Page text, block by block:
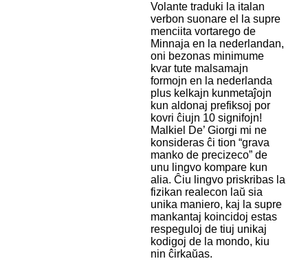
Volante traduki la italan
verbon suonare el la supre
menciita vortarego de
Minnaja en la nederlandan,
oni bezonas minimume
kvar tute malsamajn
formojn en la nederlanda
plus kelkajn kunmetaĵojn
kun aldonaj prefiksoj por
kovri ĉiujn 10 signifojn!
Malkiel De’ Giorgi mi ne
konsideras ĉi tion “grava
manko de precizeco” de
unu lingvo kompare kun
alia. Ĉiu lingvo priskribas la
fizikan realecon laŭ sia
unika maniero, kaj la supre
mankantaj koincidoj estas
respeguloj de tiuj unikaj
kodigoj de la mondo, kiu
nin ĉirkaŭas.